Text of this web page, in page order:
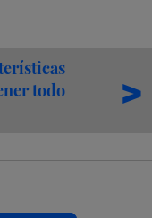
todo